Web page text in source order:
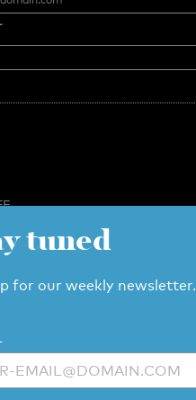
tuned
for our weekly newsletter.